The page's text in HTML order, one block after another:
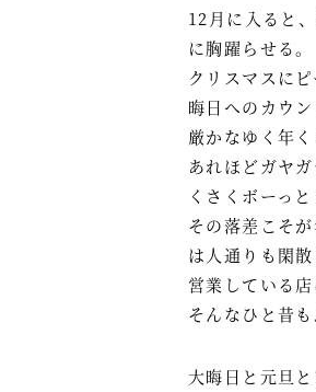
12月に入ると
に胸躍らせる。
クリスマスに
晦日へのカウン
厳かなゆく年
あれほどガヤ
くさくボーっ
その落差こそ
は人通りも閑
営業している店
そんなひと昔
大晦日と元旦